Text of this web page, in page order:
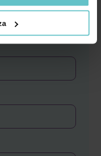
che hai fornito loro o
utilizzo dei loro servizi.
ad esclusione di
il funzionamento del
questo banner
informazioni complete